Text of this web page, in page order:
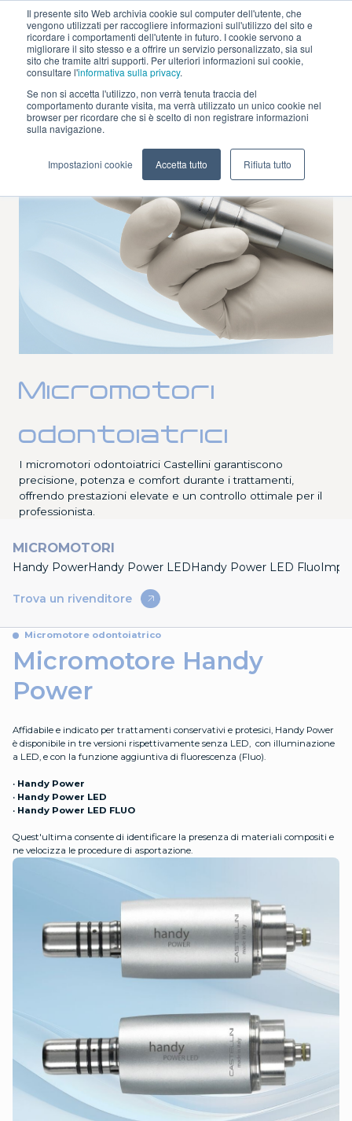
Il presente sito Web archivia cookie sul computer dell'utente, che
vengono utilizzati per raccogliere informazioni sull'utilizzo del sito e
ricordare i comportamenti dell'utente in futuro. I cookie servono a
migliorare il sito stesso e a offrire un servizio personalizzato, sia sul
sito che tramite altri supporti. Per ulteriori informazioni sui cookie,
consultare l'informativa sulla privacy.
Se non si accetta l'utilizzo, non verrà tenuta traccia del
comportamento durante visita, ma verrà utilizzato un unico cookie nel
browser per ricordare che si è scelto di non registrare informazioni
sulla navigazione.
Impostazioni cookie Accetta tutto Rifiuta tutto
Manipoli e strumentazione
Micromotori
odontoiatrici
I micromotori odontoiatrici Castellini garantiscono
precisione, potenza e comfort durante i trattamenti,
offrendo prestazioni elevate e un controllo ottimale per il
professionista.
MICROMOTORI
Handy PowerHandy Power LEDHandy Power LED Fluo
Trova un rivenditore
Micromotore odontoiatrico
Micromotore Handy
Power
Affidabile e indicato per trattamenti conservativi e protesici, Handy Power
è disponibile in tre versioni rispettivamente senza LED, con illuminazione
a LED, e con la funzione aggiuntiva di fluorescenza (Fluo).
• Handy Power
• Handy Power LED
• Handy Power LED FLUO
Quest'ultima consente di identificare la presenza di materiali compositi e
ne velocizza le procedure di asportazione.
AREA
Puma Eli R
Puma Eli
Ambidestro
Skema 8
Skema 6
Skema 5
Cart
chirurgico